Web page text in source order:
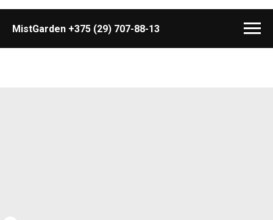
MistGarden +375 (29) 707-88-13